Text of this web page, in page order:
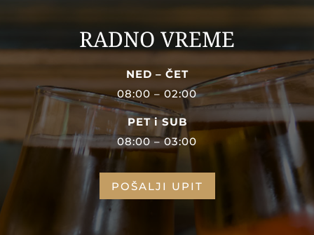
RADNO VREME
NED – ČET
08:00 – 02:00
PET i SUB
08:00 – 03:00
POŠALJI UPIT